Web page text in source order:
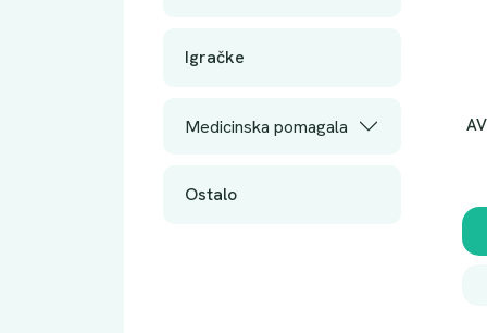
Igračke
Medicinska pomagala
Ostalo